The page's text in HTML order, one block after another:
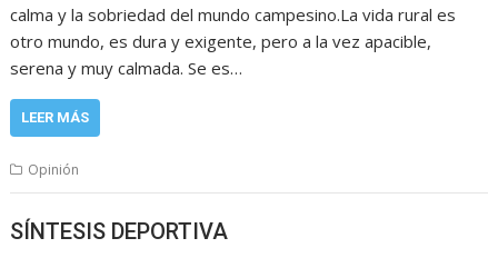
calma y la sobriedad del mundo campesino.La vida rural es
otro mundo, es dura y exigente, pero a la vez apacible,
serena y muy calmada. Se es…
LEER MÁS
Opinión
SÍNTESIS DEPORTIVA